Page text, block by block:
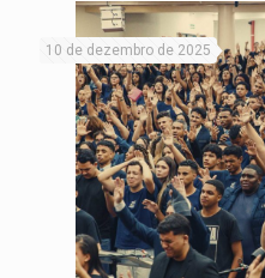
10 de dezembro de 2025